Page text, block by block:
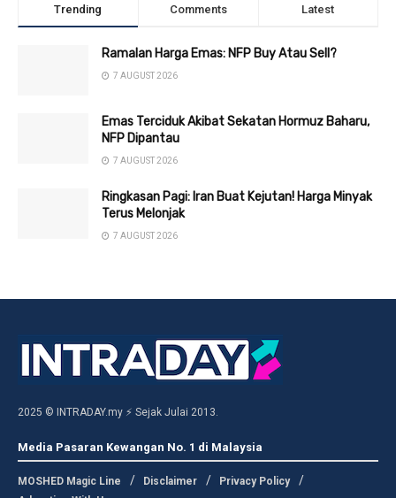
Trending Comments Latest
Ramalan Harga Emas: NFP Buy Atau Sell?
7 AUGUST 2026
Emas Terciduk Akibat Sekatan Hormuz Baharu,
NFP Dipantau
7 AUGUST 2026
Ringkasan Pagi: Iran Buat Kejutan! Harga Minyak
Terus Melonjak
7 AUGUST 2026
2025 © INTRADAY.my ⚡ Sejak Julai 2013.
Media Pasaran Kewangan No. 1 di Malaysia
MOSHED Magic Line Disclaimer
Privacy Policy